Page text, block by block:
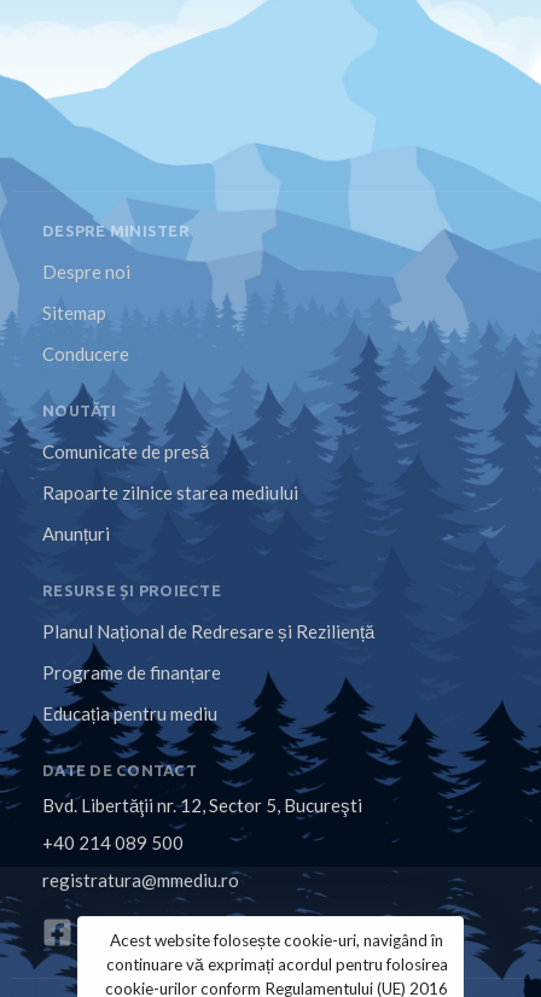
DESPRE MINISTER
Despre noi
Sitemap
Conducere
NOUTĂȚI
Comunicate de presă
Rapoarte zilnice starea mediului
Anunțuri
RESURSE ȘI PROIECTE
Planul Național de Redresare și Reziliență
Programe de finanțare
Educația pentru mediu
DATE DE CONTACT
Bvd. Libertăţii nr. 12, Sector 5, Bucureşti
+40 214 089 500
registratura@mmediu.ro
Acest website folosește cookie-uri, navigând în
continuare vă exprimați acordul pentru folosirea
cookie-urilor conform Regulamentului (UE) 2016